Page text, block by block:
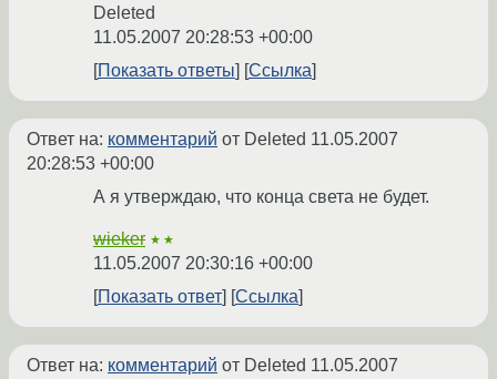
Deleted
11.05.2007 20:28:53 +00:00
Показать ответы
Ссылка
Ответ на: комментарий от Deleted 11.05.2007
20:28:53 +00:00
А я утверждаю, что конца света не будет.
wieker ★★
11.05.2007 20:30:16 +00:00
Показать ответ
Ссылка
Ответ на: комментарий от Deleted 11.05.2007